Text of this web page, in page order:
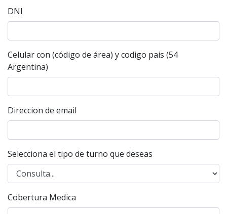
DNI
Celular con (código de área) y codigo pais (54
Argentina)
Direccion de email
Selecciona el tipo de turno que deseas
Cobertura Medica